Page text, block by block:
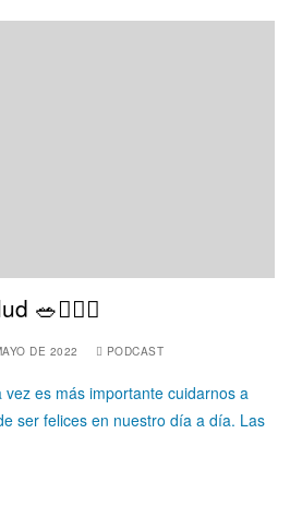
🥗🏋🏻‍♀️
DE 2022 PODCAST
es más importante cuidarnos a
ser felices en nuestro día a día. Las